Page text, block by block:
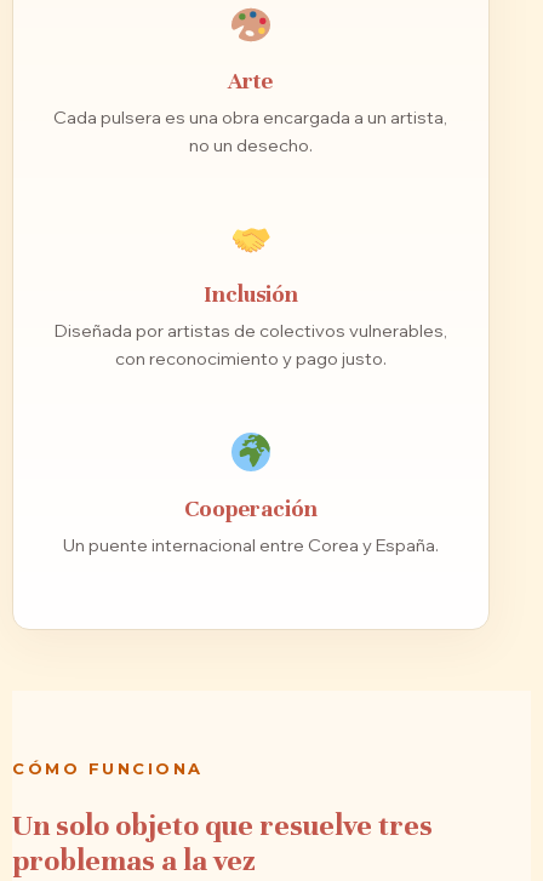
Arte
Cada pulsera es una obra encargada a un artista,
no un desecho.
Inclusión
Diseñada por artistas de colectivos vulnerables,
con reconocimiento y pago justo.
Cooperación
Un puente internacional entre Corea y España.
CÓMO FUNCIONA
Un solo objeto que resuelve tres
problemas a la vez